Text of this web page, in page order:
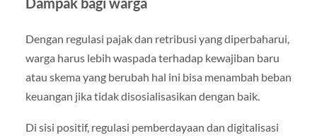
Dengan regulasi pajak dan retribusi yang diperbaharui,
warga harus lebih waspada terhadap kewajiban baru
atau skema yang berubah hal ini bisa menambah beban
keuangan jika tidak disosialisasikan dengan baik.
Di sisi positif, regulasi pemberdayaan dan digitalisasi